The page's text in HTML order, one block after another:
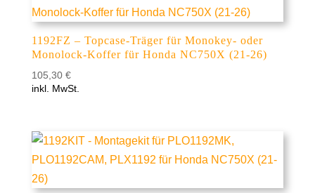
1192FZ – Topcase-Träger für Monokey- oder
Monolock-Koffer für Honda NC750X (21-26)
105,30 €
inkl. MwSt.